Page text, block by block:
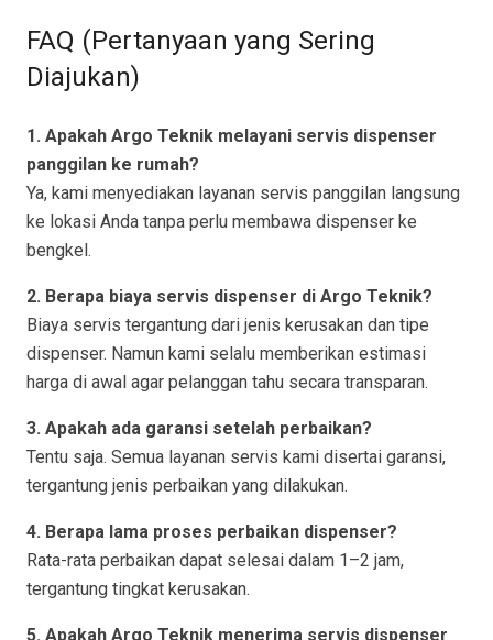
FAQ (Pertanyaan yang Sering
Diajukan)
1. Apakah Argo Teknik melayani servis dispenser
panggilan ke rumah?
Ya, kami menyediakan layanan servis panggilan langsung
ke lokasi Anda tanpa perlu membawa dispenser ke
bengkel.
2. Berapa biaya servis dispenser di Argo Teknik?
Biaya servis tergantung dari jenis kerusakan dan tipe
dispenser. Namun kami selalu memberikan estimasi
harga di awal agar pelanggan tahu secara transparan.
3. Apakah ada garansi setelah perbaikan?
Tentu saja. Semua layanan servis kami disertai garansi,
tergantung jenis perbaikan yang dilakukan.
4. Berapa lama proses perbaikan dispenser?
Rata-rata perbaikan dapat selesai dalam 1–2 jam,
tergantung tingkat kerusakan.
5. Apakah Argo Teknik menerima servis dispenser